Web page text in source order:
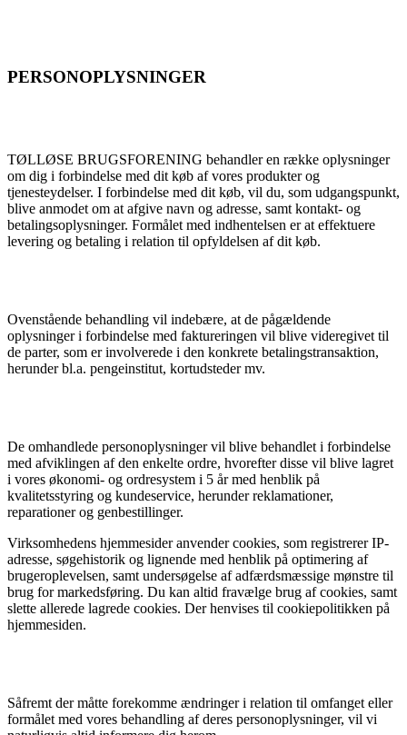
PERSONOPLYSNINGER
TØLLØSE BRUGSFORENING behandler en række oplysninger
om dig i forbindelse med dit køb af vores produkter og
tjenesteydelser. I forbindelse med dit køb, vil du, som udgangspunkt,
blive anmodet om at afgive navn og adresse, samt kontakt- og
betalingsoplysninger. Formålet med indhentelsen er at effektuere
levering og betaling i relation til opfyldelsen af dit køb.
Ovenstående behandling vil indebære, at de pågældende
oplysninger i forbindelse med faktureringen vil blive videregivet til
de parter, som er involverede i den konkrete betalingstransaktion,
herunder bl.a. pengeinstitut, kortudsteder mv.
De omhandlede personoplysninger vil blive behandlet i forbindelse
med afviklingen af den enkelte ordre, hvorefter disse vil blive lagret
i vores økonomi- og ordresystem i 5 år med henblik på
kvalitetsstyring og kundeservice, herunder reklamationer,
reparationer og genbestillinger.
Virksomhedens hjemmesider anvender cookies, som registrerer IP-
adresse, søgehistorik og lignende med henblik på optimering af
brugeroplevelsen, samt undersøgelse af adfærdsmæssige mønstre til
brug for markedsføring. Du kan altid fravælge brug af cookies, samt
slette allerede lagrede cookies. Der henvises til cookiepolitikken på
hjemmesiden.
Såfremt der måtte forekomme ændringer i relation til omfanget eller
formålet med vores behandling af deres personoplysninger, vil vi